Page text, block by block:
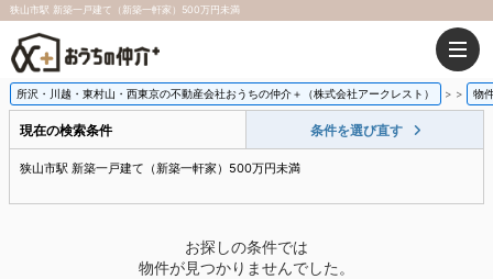
狭山市駅 新築一戸建て（新築一軒家）500万円未満
所沢・川越・東村山・西東京の不動産会社おうちの仲介＋（株式会社アークレスト） > 物
現在の検索条件 条件を選び直す
狭山市駅 新築一戸建て（新築一軒家）500万円未満
お探しの条件では
物件が見つかりませんでした。